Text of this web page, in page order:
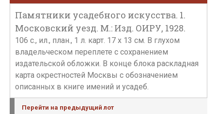
Памятники усадебного искусства. 1.
Московский уезд. М.: Изд. ОИРУ, 1928.
106 с., ил., план., 1 л. карт. 17 х 13 см. В глухом
владельческом переплете с сохранением
издательской обложки. В конце блока раскладная
карта окрестностей Москвы с обозначением
описанных в книге имений и усадеб.
Перейти на предыдущий лот